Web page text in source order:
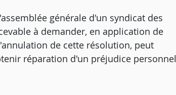
générale d'un syndicat des
à demander, en application de
de cette résolution, peut
réparation d'un préjudice personnel